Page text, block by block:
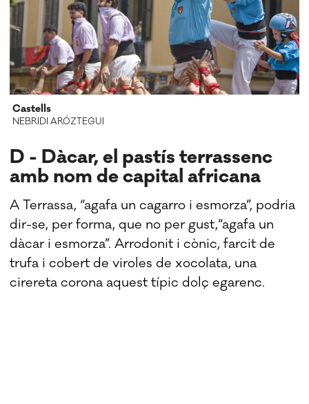
Castells
NEBRIDI ARÓZTEGUI
D - Dàcar, el pastís terrassenc
amb nom de capital africana
A Terrassa, “agafa un cagarro i esmorza”, podria
dir-se, per forma, que no per gust,“agafa un
dàcar i esmorza”. Arrodonit i cònic, farcit de
trufa i cobert de viroles de xocolata, una
cirereta corona aquest típic dolç egarenc.